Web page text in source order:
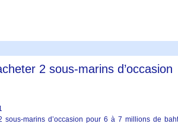
2 sous-marins d’occasion
sous-marins d’occasion pour 6 à 7 millions de baht